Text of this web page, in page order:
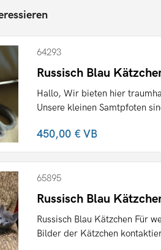
64293
Russisch Blau
Hallo, Wir bieten hier
Unsere kleinen Samtpfoten
450,00 €VB
65895
Russisch Blau
Russisch Blau Kätzchen Für
Bilder der Kätzchen